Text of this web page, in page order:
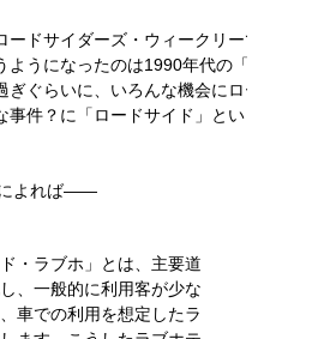
ードサイダーズ・ウィークリーですが、
ようになったのは1990年代の「
ぎぐらいに、いろんな機会にロードサイ
事件？に「ロードサイド」という言葉が
よれば――
ド・ラブホ」とは、主要道
、一般的に利用客が少な
車での利用を想定したラ